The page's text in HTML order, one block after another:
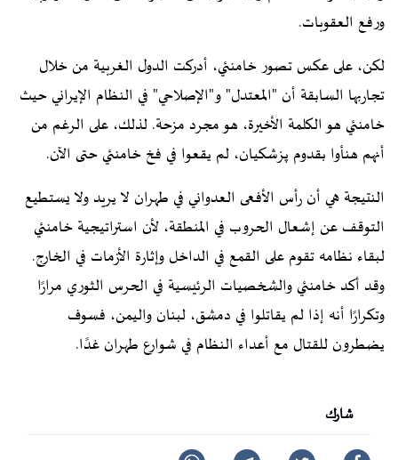
ورفع العقوبات.
لكن، على عكس تصور خامنئي، أدركت الدول الغربية من خلال
تجاربها السابقة أن "المعتدل" و"الإصلاحي" في النظام الإيراني حيث
خامنئي هو الكلمة الأخيرة، هو مجرد مزحة. لذلك، على الرغم من
أنهم هنأوا بقدوم پزشکیان، لم يقعوا في فخ خامنئي حتى الآن.
النتيجة هي أن رأس الأفعى العدواني في طهران لا يريد ولا يستطيع
التوقف عن إشعال الحروب في المنطقة، لأن استراتيجية خامنئي
لبقاء نظامه تقوم على القمع في الداخل وإثارة الأزمات في الخارج.
وقد أكد خامنئي والشخصيات الرئيسية في الحرس الثوري مرارًا
وتكرارًا أنه إذا لم يقاتلوا في دمشق، لبنان واليمن، فسوف
يضطرون للقتال مع أعداء النظام في شوارع طهران غدًا.
شارك